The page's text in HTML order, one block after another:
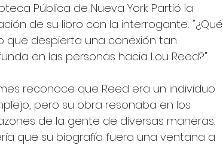
Pública de Nueva York. Partió la
de su libro con la interrogante: "¿Qué
que despierta una conexión tan
en las personas hacia Lou Reed?".
reconoce que Reed era un individuo
pero su obra resonaba en los
de la gente de diversas maneras.
que su biografía fuera una ventana a